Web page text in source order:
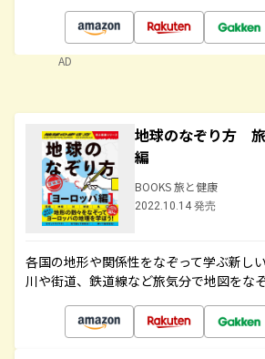
AD
地球のなぞり方
編
BOOKS 旅と健康
2022.10.14 発売
各国の地形や関係性をなぞって学ぶ新し
川や街道、鉄道線など旅気分で地図をな